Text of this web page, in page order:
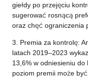
giełdy po przejęciu
sugerować rosnącą
oraz chęć ograniczenia
3. Premia za kontrolę:
latach 2019–2023
13,6% w odniesieniu
poziom premii może